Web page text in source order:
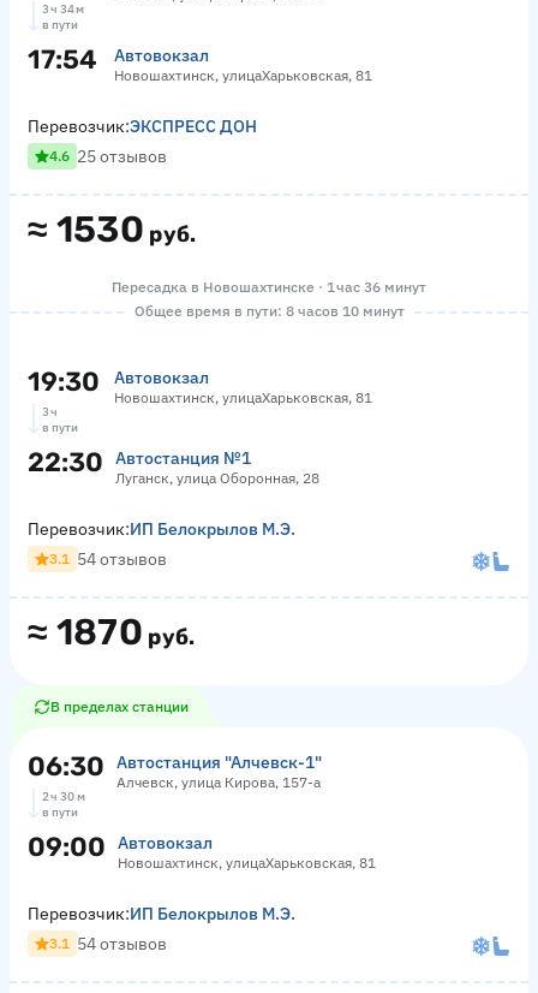
3 ч 34 м
в пути
17:54 Автовокзал
Новошахтинск, улицаХарьковская, 81
≈ 1530 руб.
Перевозчик:ЭКСПРЕСС ДОН
4.6 25 отзывов
Пересадка в Новошахтинске · 1 час 36 минут
Общее время в пути: 8 часов 10 минут
19:30 Автовокзал
Новошахтинск, улицаХарьковская, 81
3 ч
в пути
22:30 Автостанция №1
Луганск, улица Оборонная, 28
≈ 1870 руб.
Перевозчик:ИП Белокрылов М.Э.
3.1 54 отзывов
В пределах станции
06:30 Автостанция "Алчевск-1"
Алчевск, улица Кирова, 157-а
2 ч 30 м
в пути
09:00 Автовокзал
Новошахтинск, улицаХарьковская, 81
Перевозчик:ИП Белокрылов М.Э.
3.1 54 отзывов